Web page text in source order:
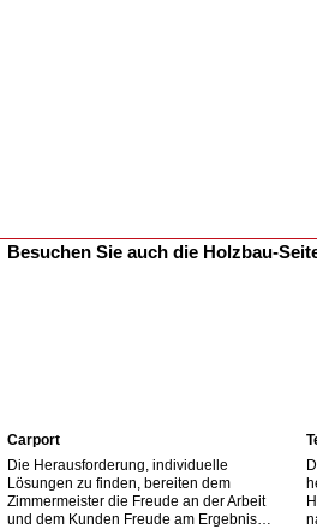
Besuchen Sie auch die Holzbau-
Carport
Die Herausforderung, individuelle
Lösungen zu finden, bereiten dem
Zimmermeister die Freude an der Arbeit
und dem Kunden Freude am Ergebnis…